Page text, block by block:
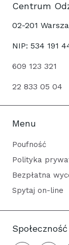
Centrum
02-201
NIP: 534 191
609 123 321
22 833 05 04
Menu
Poufność
Polityka
Bezpłatna
Spytaj on-line
Społeczność